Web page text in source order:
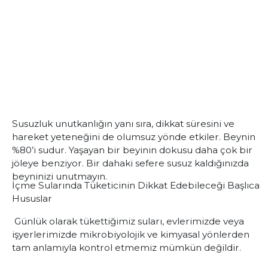
Susuzluk unutkanlığın yanı sıra, dikkat süresini ve
hareket yeteneğini de olumsuz yönde etkiler. Beynin
%80’i sudur. Yaşayan bir beyinin dokusu daha çok bir
jöleye benziyor. Bir dahaki sefere susuz kaldığınızda
beyninizi unutmayın.
İçme Sularında Tüketicinin Dikkat Edebileceği Başlıca
Hususlar
Günlük olarak tükettiğimiz suları, evlerimizde veya
işyerlerimizde mikrobiyolojik ve kimyasal yönlerden
tam anlamıyla kontrol etmemiz mümkün değildir.